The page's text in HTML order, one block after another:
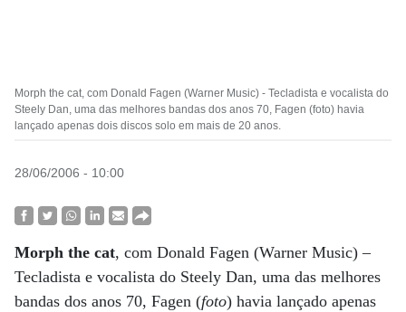
Morph the cat, com Donald Fagen (Warner Music) - Tecladista e vocalista do
Steely Dan, uma das melhores bandas dos anos 70, Fagen (foto) havia
lançado apenas dois discos solo em mais de 20 anos.
28/06/2006 - 10:00
Morph the cat, com Donald Fagen (Warner Music) –
Tecladista e vocalista do Steely Dan, uma das melhores
bandas dos anos 70, Fagen (foto) havia lançado apenas